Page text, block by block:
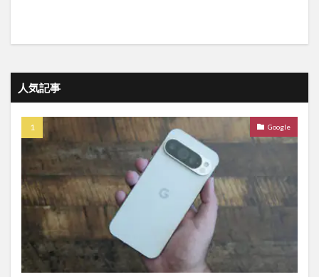
人気記事
Google